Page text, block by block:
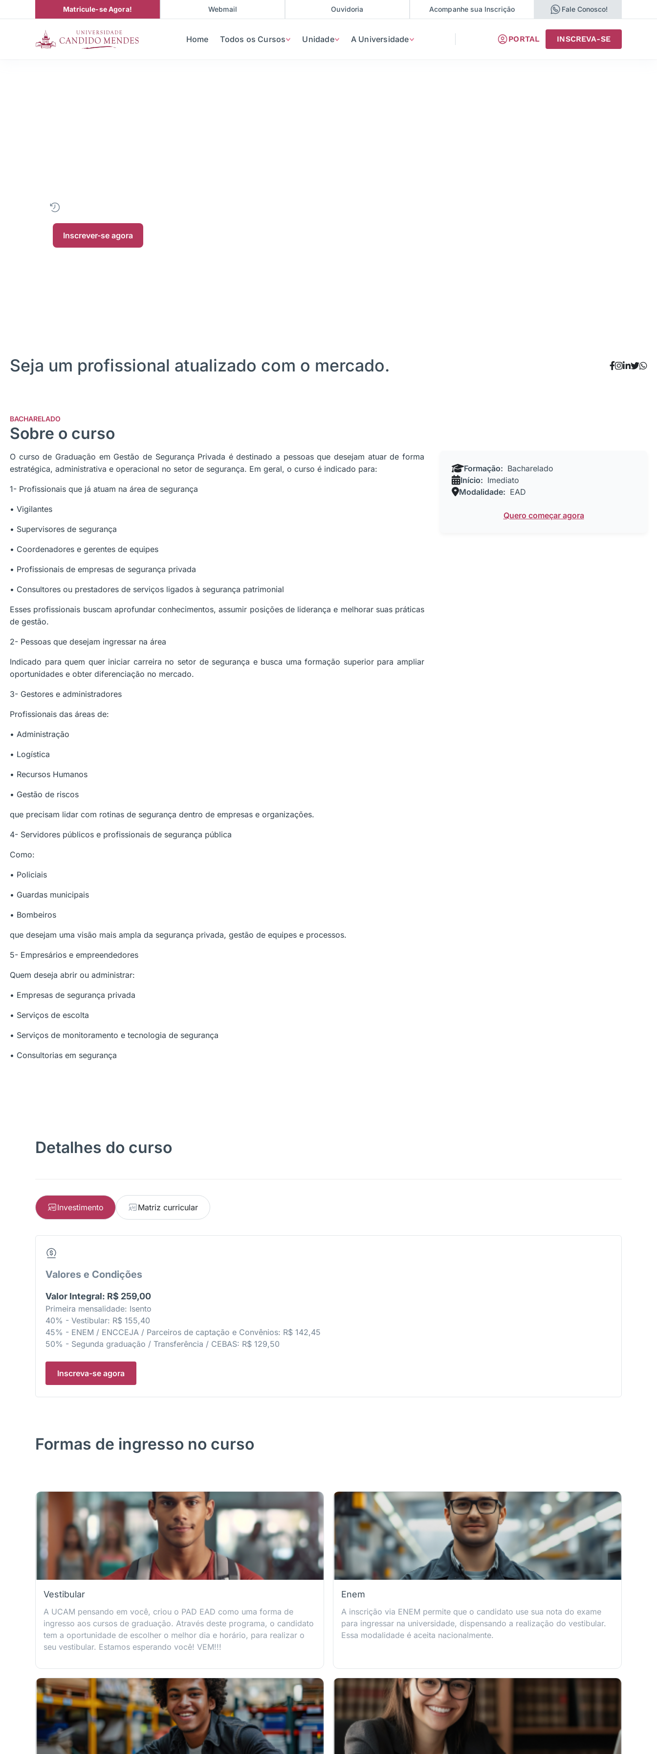
Matricule-se Agora! Webmail Ouvidoria Acompanhe sua Inscrição Fale Conosco!
Home Todos os Cursos Unidade A Universidade PORTAL INSCREVA-SE
Inscrever-se agora
Seja um profissional atualizado com o mercado.
BACHARELADO
Sobre o curso
O curso de Graduação em Gestão de Segurança Privada é destinado a pessoas que desejam atuar de forma
estratégica, administrativa e operacional no setor de segurança. Em geral, o curso é indicado para:
1- Profissionais que já atuam na área de segurança
• Vigilantes
• Supervisores de segurança
• Coordenadores e gerentes de equipes
• Profissionais de empresas de segurança privada
• Consultores ou prestadores de serviços ligados à segurança patrimonial
Esses profissionais buscam aprofundar conhecimentos, assumir posições de liderança e melhorar suas práticas
de gestão.
2- Pessoas que desejam ingressar na área
Indicado para quem quer iniciar carreira no setor de segurança e busca uma formação superior para ampliar
oportunidades e obter diferenciação no mercado.
3- Gestores e administradores
Profissionais das áreas de:
• Administração
• Logística
• Recursos Humanos
• Gestão de riscos
que precisam lidar com rotinas de segurança dentro de empresas e organizações.
4- Servidores públicos e profissionais de segurança pública
Como:
• Policiais
• Guardas municipais
• Bombeiros
que desejam uma visão mais ampla da segurança privada, gestão de equipes e processos.
5- Empresários e empreendedores
Quem deseja abrir ou administrar:
• Empresas de segurança privada
• Serviços de escolta
• Serviços de monitoramento e tecnologia de segurança
• Consultorias em segurança
Formação: Bacharelado
Início: Imediato
Modalidade: EAD
Quero começar agora
Detalhes do curso
Investimento Matriz curricular
Valores e Condições
Valor Integral: R$ 259,00
Primeira mensalidade: Isento
40% - Vestibular: R$ 155,40
45% - ENEM / ENCCEJA / Parceiros de captação e Convênios: R$ 142,45
50% - Segunda graduação / Transferência / CEBAS: R$ 129,50
Inscreva-se agora
Formas de ingresso no curso
Vestibular
A UCAM pensando em você, criou o PAD EAD como uma forma de
ingresso aos cursos de graduação. Através deste programa, o candidato
tem a oportunidade de escolher o melhor dia e horário, para realizar o
seu vestibular. Estamos esperando você! VEM!!!
Enem
A inscrição via ENEM permite que o candidato use sua nota do exame
para ingressar na universidade, dispensando a realização do vestibular.
Essa modalidade é aceita nacionalmente.